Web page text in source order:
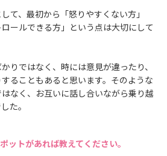
て、最初から「怒りやすくない方」
ロールできる方」という点は大切にして
りではなく、時には意見が違ったり、
ることもあると思います。そのような
なく、お互いに話し合いながら乗り越
た。
ットがあれば教えてください。